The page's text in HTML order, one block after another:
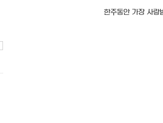
한주동안 가장 사랑